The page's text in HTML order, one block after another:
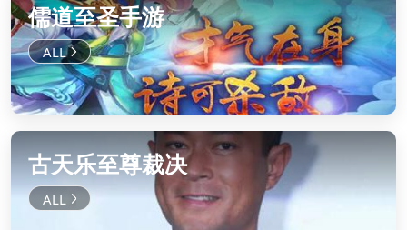
儒道至圣手游
古天乐至尊裁决